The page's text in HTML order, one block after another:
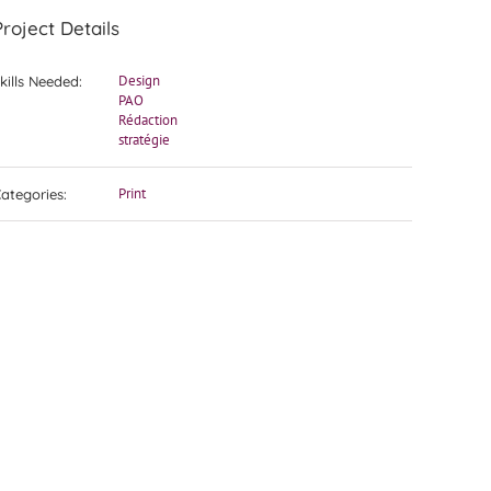
Details
Needed:
Design
PAO
Rédaction
stratégie
Print